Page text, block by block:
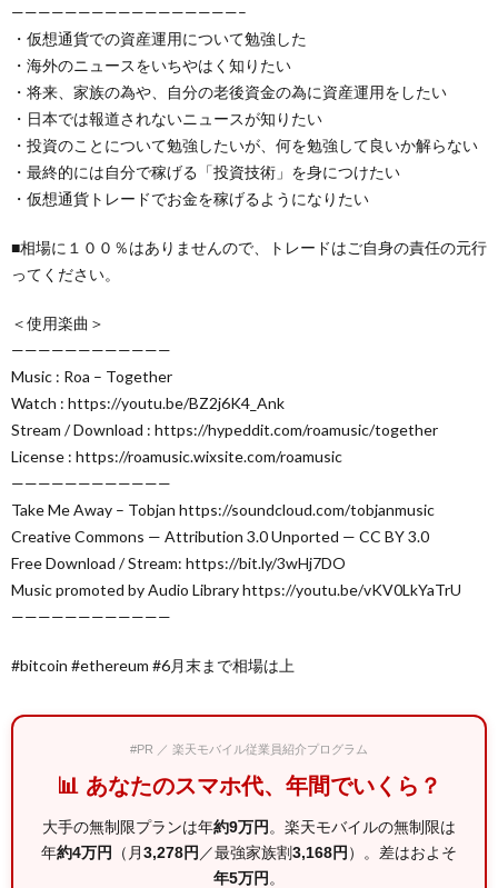
—————————————————–
・仮想通貨での資産運用について勉強した
・海外のニュースをいちやはく知りたい
・将来、家族の為や、自分の老後資金の為に資産運用をしたい
・日本では報道されないニュースが知りたい
・投資のことについて勉強したいが、何を勉強して良いか解らない
・最終的には自分で稼げる「投資技術」を身につけたい
・仮想通貨トレードでお金を稼げるようになりたい
■相場に１００％はありませんので、トレードはご自身の責任の元行
ってください。
＜使用楽曲＞
————————————
Music : Roa – Together
Watch : https://youtu.be/BZ2j6K4_Ank
Stream / Download : https://hypeddit.com/roamusic/together
License : https://roamusic.wixsite.com/roamusic
————————————
Take Me Away – Tobjan https://soundcloud.com/tobjanmusic
Creative Commons — Attribution 3.0 Unported — CC BY 3.0
Free Download / Stream: https://bit.ly/3wHj7DO
Music promoted by Audio Library https://youtu.be/vKV0LkYaTrU
————————————
#bitcoin #ethereum #6月末まで相場は上
#PR ／ 楽天モバイル従業員紹介プログラム
📊 あなたのスマホ代、年間でいくら？
大手の無制限プランは年約9万円 。楽天モバイルの無制限は
年約4万円 （月3,278円 ／最強家族割3,168円 ）。差はおよそ
年5万円 。